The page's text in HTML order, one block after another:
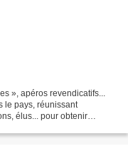
», apéros revendicatifs...
le pays, réunissant
élus... pour obtenir